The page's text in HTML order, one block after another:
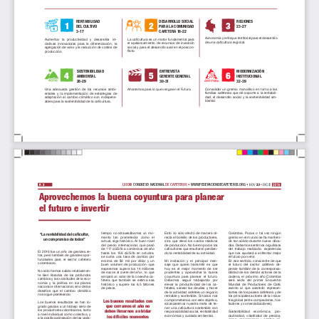
RENTABILIDAD
DEL CULTIVO
3-17
Aumentar   la   productividad   y   desarrollar   ini
ciativas  innovadoras  para  la  diferenciación,  la
agregación de valor y la reducción de costos de
producción.
DESARROLLO SOCIAL
PARA LA COMUNIDAD
CAFETERA 18-22
La caficultura es un motor fundamental para
el  apalancamiento  de  recursos  de  inversión
social y para el desarrollo rural en el poscon
flicto
REGIONES
23-27
Autonomía y enfoque territorial para el desarrollo
de una caficultura regional.
SOSTENIBILIDAD
AMBIENTAL
28-29
Una  adecuada  gestión  de  los  recursos  ambi
entales  y  la  implementación  de  estrategias  de
adaptación  al  cambio  climático  son  indispens
ables para la sostenibilidad de la caficultura.
ENTREVISTA
GERENTE GENERAL
30-31
Ahorremos para lo que venga en el Futuro.
MODERNIZACIÓN
INSTITUCIONAL
32-39
Consolidar  un  gremio  monolítico  en  torno  a  las
familias  cafeteras  que  dé  soporte  a  la  rentabili
dad,  el  desarrollo  social  y  la  sostenibilidad  am
biental.
1 2 3
4 5 6
LXXXIII CONGRESO NACIONAL DE CAFETEROS • WWW.FEDERACIONDECAFETEROS.ORG •
P.  2
Aprovechemos la buena coyuntura para planear
el futuro e invertir
“La rentabilidad del caficultor,
un compromiso de todos”
El 2016 fue un año de grandes re
tos, pero también de grandes opor-
tunidades  para  el  sector  cafetero
colombiano.
No sólo hemos salido relativamen
te  bien  librados  de  los  profundos
cambios y las vicisitudes de la eco
nomía  y  la  política  en  los  planos
nacional e internacional, sino de los
desafíos  que  el  cambio  climático
nos sigue planteando.
Los  buenos  resultados  se  han  lo
grado gracias a un trabajo serio de
los productores colombianos, tanto
a nivel individual como colectivo, y
a la positiva alineación de las varia-
tiempo  no  atravesábamos  un  mo
mento   tan   prometedor   como   el
actual, algo histórico. Al buen nivel
del  precio  internacional,  que  pasó
de 117 ¢US/lb a comienzos de año
hasta  los  156  ¢US/lb  en  octubre,
se  suma  una  tasa  de  cambio  por
encima  de  $3  mil  por  dólar  y  un
buen  volumen  de  producción  -que
esperamos  supere  los  14  millones
de  sacos  al  cierre  del  año-,  lo  que
arrojará un valor de la cosecha ca
fetera  que  también  se  estima  sea
histórico  y  supere  los  6,5  billones
de pesos.
Los buenos resultados con
que cerramos el año no
deben llevarnos a olvidar
los difíciles momentos
Esto  no  sólo  afectó  de  manera  di-
recta el bolsillo de los productores,
sino  que  elevó  los  costos  relativos
de producción. No fueron pocos los
caficultores que resultaron perdien
do la rentabilidad de su actividad.
Mi  invitación  y  el  principal  men
saje  que  quiero  transmitir  es  que
hoy  es  el  mejor  momento  de  ser
prudentes  y  aprovechar  la  buena
coyuntura  para  planear  el  futuro.
Debemos   seguir   trabajando   por
elevar  la  productividad  de  los  ca
fetales,  sanear  las  deudas  y  hacer
de la actividad cafetera un negocio
rentable y sostenible. Si todos nos
comprometemos con este objetivo,
alcanzaremos  nuestra  meta  de  te -
ner  una  caficultura  sostenible  con
responsabilidad social, rentabilidad
económica y cuidado ambiental.
Colombia.  Pocos  o  tal  vez  ningún
gremio en el mundo se ha manteni-
do tan sólido durante nueve déca
das. Debemos sentirnos orgullosos
del  trabajo  realizado,  experiencia
que nos ayudará a enfrentar mejor
el futuro por venir.
En ese sentido, consciente de que
el  futuro  del  sector  cafetero  de
pende  también  de  la  corresponsa
bilidad de los demás actores de la
cadena,  el  próximo  año  Colombia
será   sede   del   primer   Encuentro
Mundial  de  Productores  de  Café,
evento  al  que  asistirán  represen -
tantes de los países cafeteros y de
los principales actores de la indus-
tria global (entre compradores, tos-
tadores y comercializadores).
Sostenibilidad    económica,    pro
ductividad,  volatilidad  de  precios,